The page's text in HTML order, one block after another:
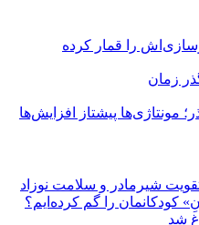
را قمار کرده
زمان
مونتاژی‌ها پیشتاز افزایش‌ها
شیرمادر و سلامت نوزاد
کودکانمان را گم کرده‌ایم؟
شد